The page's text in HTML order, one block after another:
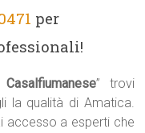
per
” trovi
la qualità di Amatica.
accesso a esperti che